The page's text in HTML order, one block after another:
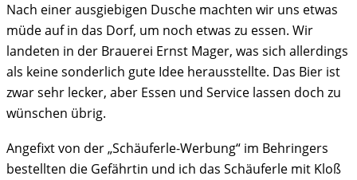
Nach einer ausgiebigen Dusche machten wir uns etwas
müde auf in das Dorf, um noch etwas zu essen. Wir
landeten in der Brauerei Ernst Mager, was sich allerdings
als keine sonderlich gute Idee herausstellte. Das Bier ist
zwar sehr lecker, aber Essen und Service lassen doch zu
wünschen übrig.
Angefixt von der „Schäuferle-Werbung“ im Behringers
bestellten die Gefährtin und ich das Schäuferle mit Kloß